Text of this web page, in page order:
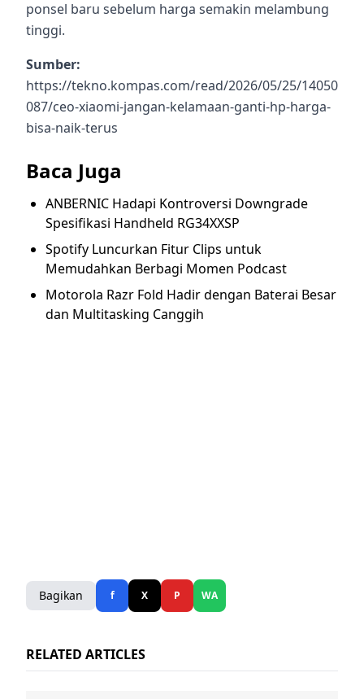
ponsel baru sebelum harga semakin melambung
tinggi.
Sumber:
https://tekno.kompas.com/read/2026/05/25/14050
087/ceo-xiaomi-jangan-kelamaan-ganti-hp-harga-
bisa-naik-terus
Baca Juga
ANBERNIC Hadapi Kontroversi Downgrade
Spesifikasi Handheld RG34XXSP
Spotify Luncurkan Fitur Clips untuk
Memudahkan Berbagi Momen Podcast
Motorola Razr Fold Hadir dengan Baterai Besar
dan Multitasking Canggih
Bagikan f X P WA
RELATED ARTICLES